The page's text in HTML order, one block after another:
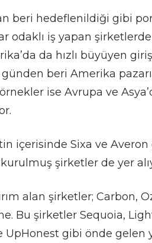
beri hedeflenildiği gibi
odaklı iş yapan
da hızlı büyüyen
beri Amerika
ise Avrupa ve
içerisinde Sixa ve
şirketler de yer
alan şirketler; Carbon,
Bu şirketler Sequoia,
UpHonest gibi önde gelen